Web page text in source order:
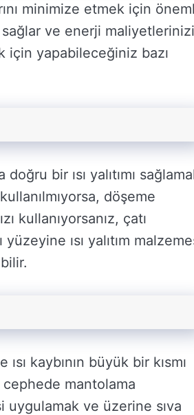
minimize etmek için
sağlar ve enerji maliyetlerinizi
için yapabileceğiniz bazı
bir ısı yalıtımı
döşeme
kullanıyorsanız, çatı
ısı yalıtım
kaybının büyük bir kısmı
cephede mantolama
uygulamak ve üzerine sıva